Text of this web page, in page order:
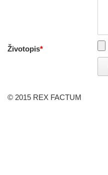
Životopis
© 2015 REX FACTUM